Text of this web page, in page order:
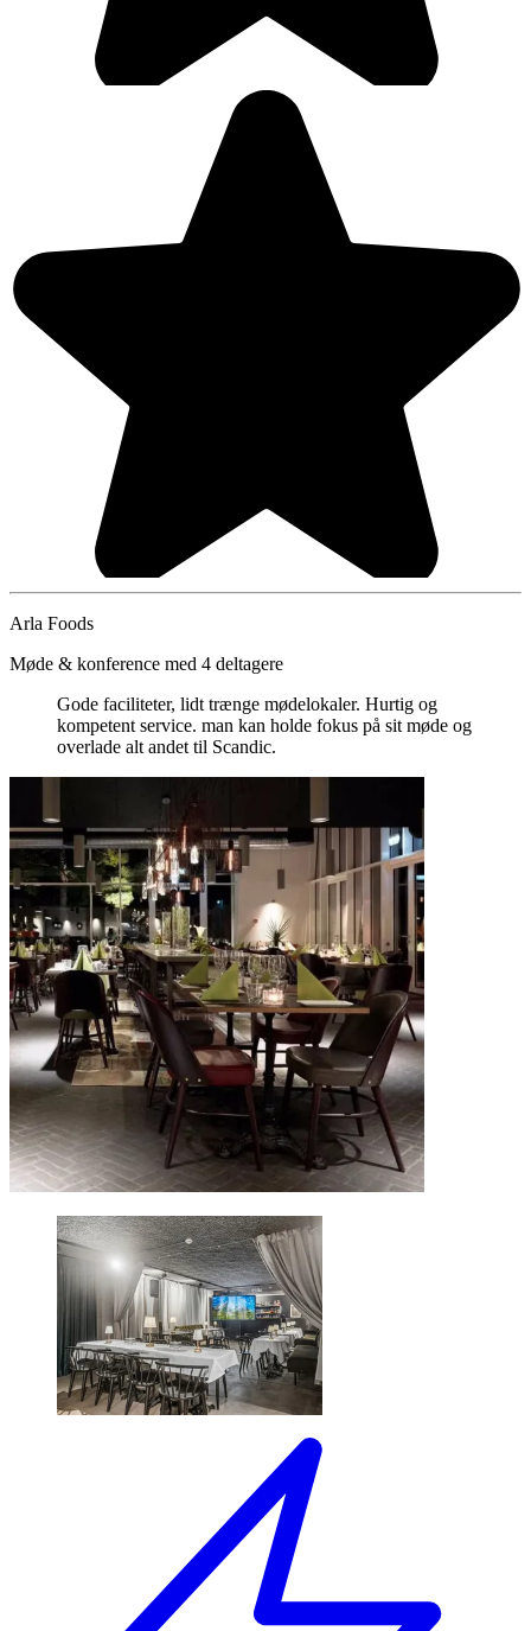
Arla Foods
Møde & konference med 4 deltagere
Gode faciliteter, lidt trænge mødelokaler. Hurtig og
kompetent service. man kan holde fokus på sit møde og
overlade alt andet til Scandic.